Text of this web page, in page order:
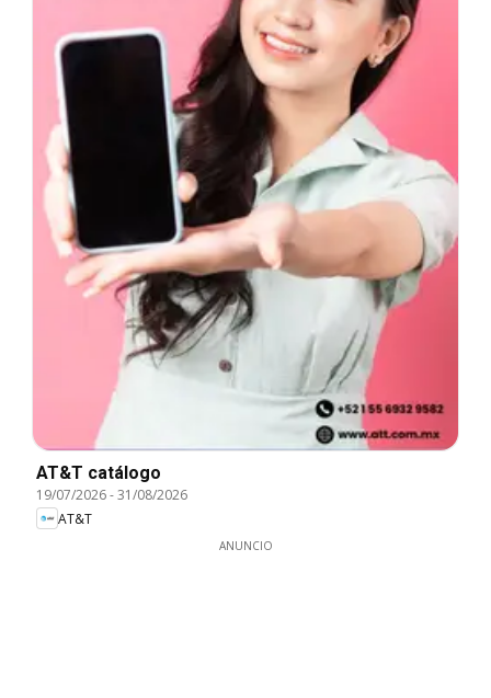
AT&T catálogo
19/07/2026-31/08/2026
AT&T
ANUNCIO